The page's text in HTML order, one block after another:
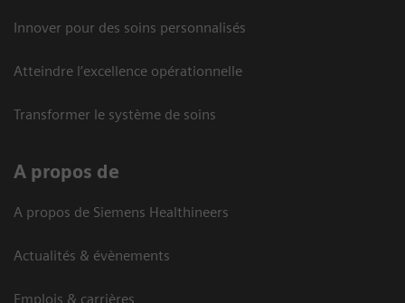
Innover pour des soins personnalisés
Atteindre l’excellence opérationnelle
Transformer le système de soins
A propos de
A propos de Siemens Healthineers
Actualités & évènements
Emplois & carrières